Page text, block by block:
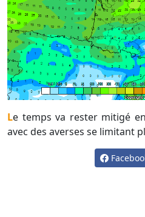
Le temps va rester mitigé en milieu de semaine, mais
avec des averses se limitant